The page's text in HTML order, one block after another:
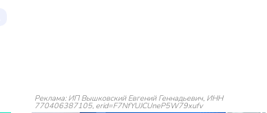
Реклама: ИП Вышковский Евгений Геннадьевич, ИНН
770406387105, erid=F7NfYUJCUneP5W79xufv